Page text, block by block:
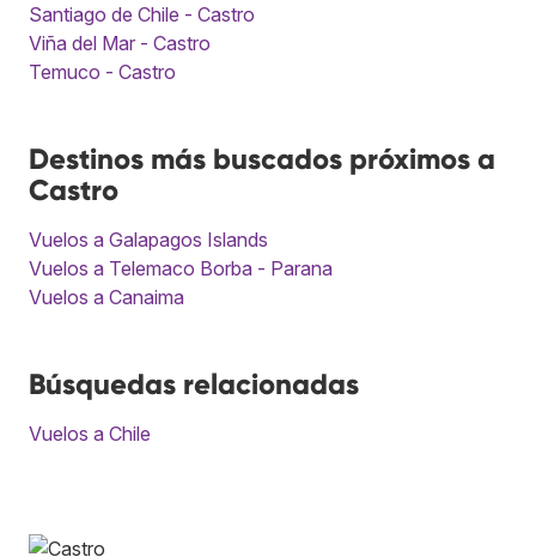
Santiago de Chile - Castro
Viña del Mar - Castro
Temuco - Castro
Destinos más buscados próximos a
Castro
Vuelos a Galapagos Islands
Vuelos a Telemaco Borba - Parana
Vuelos a Canaima
Búsquedas relacionadas
Vuelos a Chile